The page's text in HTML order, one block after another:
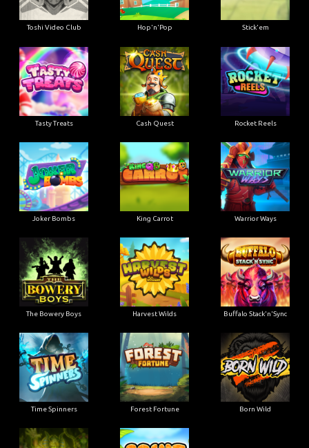
Toshi Video Club Hop'n'Pop Stick'em
Tasty Treats Cash Quest Rocket Reels
Joker Bombs King Carrot Warrior Ways
The Bowery Boys Harvest Wilds Buffalo Stack'n'Sync
Time Spinners Forest Fortune Born Wild